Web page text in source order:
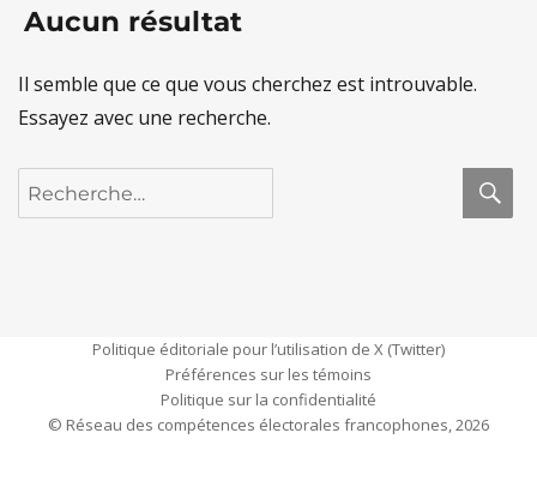
Aucun résultat
Il semble que ce que vous cherchez est introuvable.
Essayez avec une recherche.
Recherche
pour :
Politique éditoriale pour l’utilisation de X (Twitter)
Préférences sur les témoins
Politique sur la confidentialité
© Réseau des compétences électorales francophones, 2026